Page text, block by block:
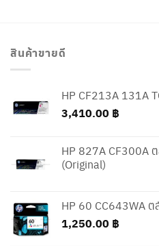
สินค้าขายดี
HP CF213A 131A
3,410.00 ฿
HP 827A CF300A
(Original)
HP 60 CC643WA
1,250.00 ฿